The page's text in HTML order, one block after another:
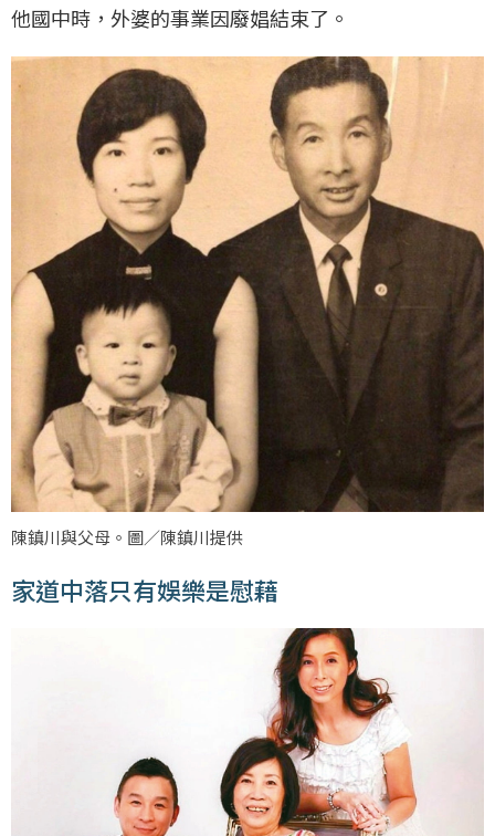
他國中時，外婆的事業因廢娼結束了。
陳鎮川與父母。圖／陳鎮川提供
家道中落只有娛樂是慰藉